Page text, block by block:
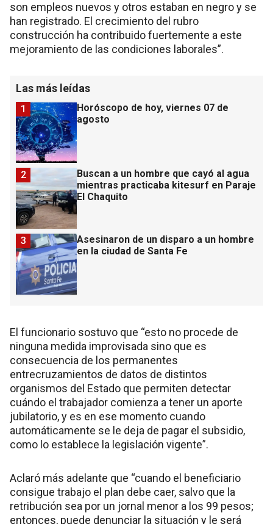
son empleos nuevos y otros estaban en negro y se
han registrado. El crecimiento del rubro
construcción ha contribuido fuertemente a este
mejoramiento de las condiciones laborales”.
Las más leídas
Horóscopo de hoy, viernes 07 de
agosto
1
Buscan a un hombre que cayó al agua
mientras practicaba kitesurf en Paraje
El Chaquito
2
Asesinaron de un disparo a un hombre
en la ciudad de Santa Fe
3
El funcionario sostuvo que “esto no procede de
ninguna medida improvisada sino que es
consecuencia de los permanentes
entrecruzamientos de datos de distintos
organismos del Estado que permiten detectar
cuándo el trabajador comienza a tener un aporte
jubilatorio, y es en ese momento cuando
automáticamente se le deja de pagar el subsidio,
como lo establece la legislación vigente”.
Aclaró más adelante que “cuando el beneficiario
consigue trabajo el plan debe caer, salvo que la
retribución sea por un jornal menor a los 99 pesos;
entonces, puede denunciar la situación y le será